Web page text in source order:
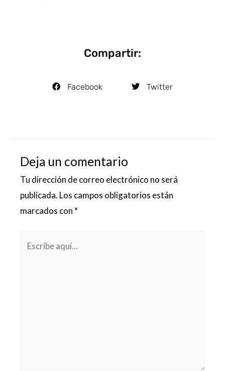
Compartir:
Facebook Twitter
Deja un comentario
Tu dirección de correo electrónico no será
publicada. Los campos obligatorios están
marcados con *